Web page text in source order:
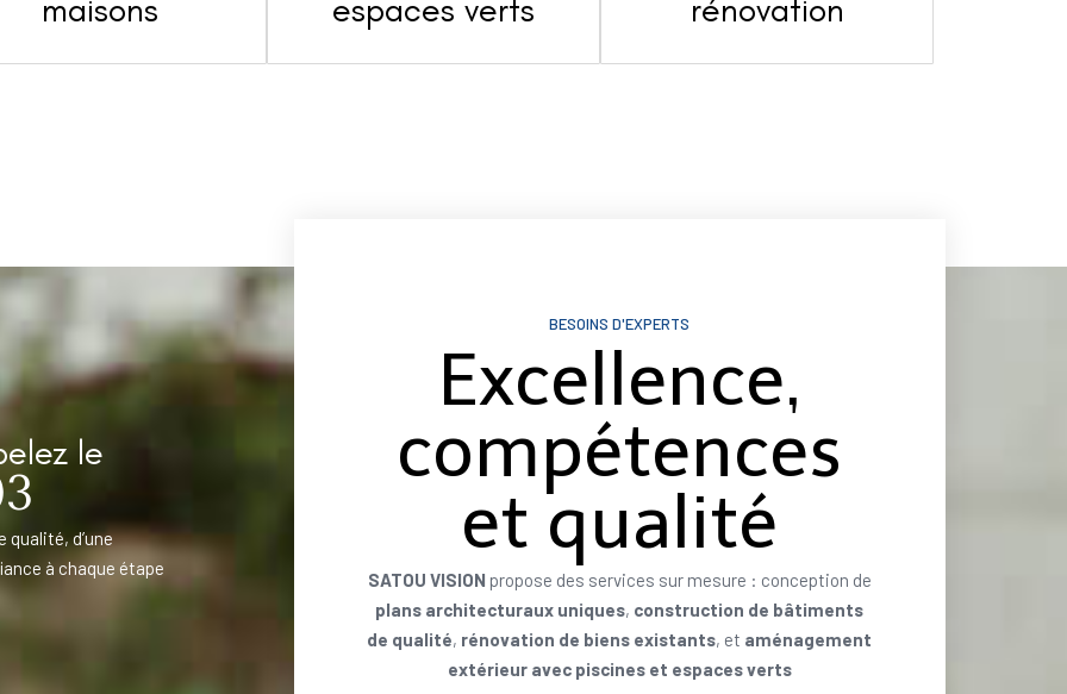
maisons espaces verts rénovation
le
qualité, d’une
à chaque étape
BESOINS D'EXPERTS
Excellence,
compétences
et qualité
SATOU VISION propose des services sur mesure : conception de
plans architecturaux uniques, construction de bâtiments
de qualité, rénovation de biens existants, et aménagement
extérieur avec piscines et espaces verts